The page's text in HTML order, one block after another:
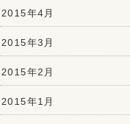
2015年4月
2015年3月
2015年2月
2015年1月